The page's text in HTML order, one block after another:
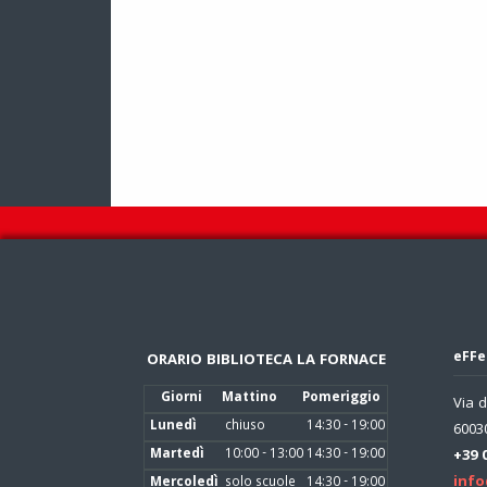
ORARIO BIBLIOTECA LA FORNACE
Giorni Mattino
Pomeriggio
Lunedì
chiuso
14:30 - 19:00
Martedì
10:00 - 13:0014:30 - 19:00
Via
+39